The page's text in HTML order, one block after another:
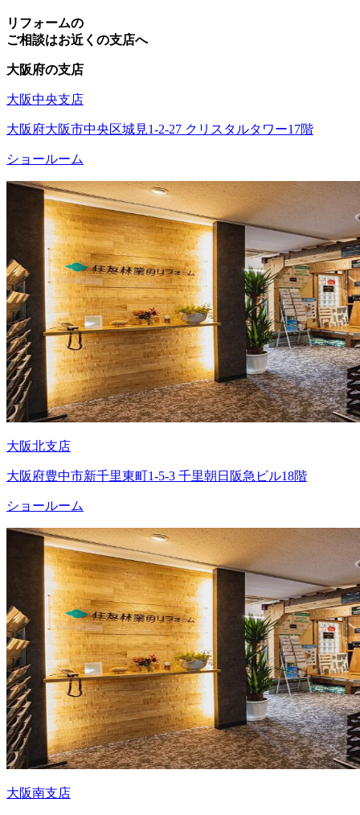
リフォームの
ご相談はお近くの支店へ
大阪府の支店
大阪中央支店
大阪府大阪市中央区城見1-2-27 クリスタルタワー17階
ショールーム
大阪北支店
大阪府豊中市新千里東町1-5-3 千里朝日阪急ビル18階
ショールーム
大阪南支店